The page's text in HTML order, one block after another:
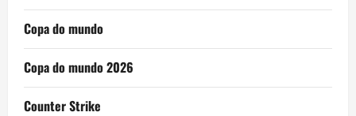
Copa do mundo
Copa do mundo 2026
Counter Strike